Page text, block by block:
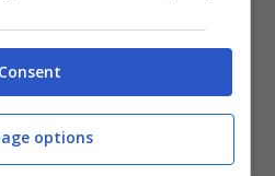
nel duello con Djimsiti
Consent
options